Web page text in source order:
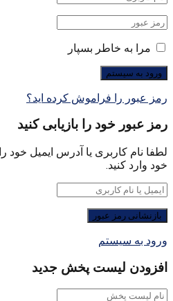
مرا به خاطر بسپار
رمز عبور را فراموش کرده اید؟
رمز عبور خود را بازیابی کنید
لطفا نام کاربری یا آدرس ایمیل خود
خود وارد کنید.
ورود به سیستم
افزودن لیست پخش جدید